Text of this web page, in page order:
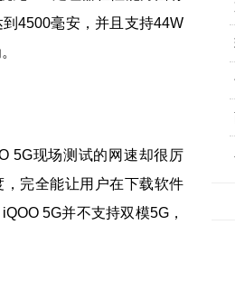
4500毫安，并且支持44W
5G现场测试的网速却很厉
完全能让用户在下载软件
5G并不支持双模5G，